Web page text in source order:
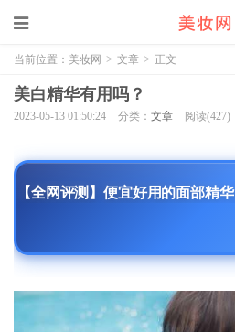
当前位置： 美妆网 > 文章 > 正文
美白精华有用吗？
2023-05-13 01:50:24 分类： 文章 阅读(427)
【全网评测】便宜好用的面部精